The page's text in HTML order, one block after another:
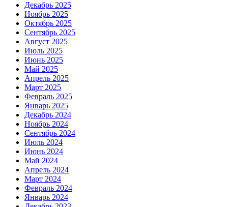
Декабрь 2025
Ноябрь 2025
Октябрь 2025
Сентябрь 2025
Август 2025
Июль 2025
Июнь 2025
Май 2025
Апрель 2025
Март 2025
Февраль 2025
Январь 2025
Декабрь 2024
Ноябрь 2024
Сентябрь 2024
Июль 2024
Июнь 2024
Май 2024
Апрель 2024
Март 2024
Февраль 2024
Январь 2024